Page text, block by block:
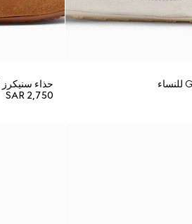
حذاء سنيكرز Gucci Shift للنساء
SAR 2,750